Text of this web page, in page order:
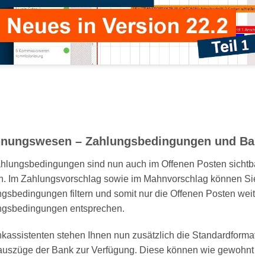
– Zahlungsbedingungen und
sind nun auch im Offenen Posten
Im Zahlungsvorschlag sowie im Mahnvorschlag können
filtern und somit nur die Offenen Posten
entsprechen.
stehen Ihnen nun zusätzlich die
der Bank zur Verfügung. Diese können wie